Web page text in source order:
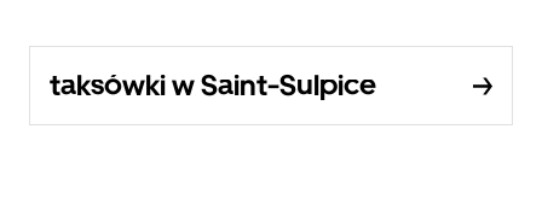
taksówki w Saint-Sulpice